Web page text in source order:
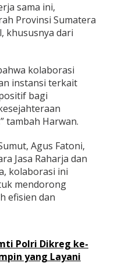
sama ini,
Provinsi Sumatera
khususnya dari
kolaborasi
instansi terkait
bagi
tambah Harwan.
Agus Fatoni,
Jasa Raharja dan
kolaborasi ini
mendorong
efisien dan
Polri Dikreg ke-
yang Layani